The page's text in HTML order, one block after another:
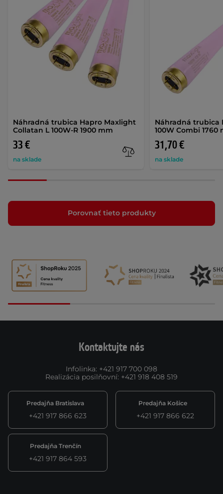
Náhradná trubica Hapro Maxlight
Collatan L 100W-R 1900 mm
33 €
na sklade
Náhradná trubica
100W Combi 1760
31,70 €
na sklade
Porovnať tieto produkty
Kontaktujte nás
Infolinka: +421 917 700 098
Realizácia posilňovní: +421 918 408 519
Predajňa Bratislava
+421 917 866 623
Predajňa Košice
+421 917 866 622
Predajňa Trenčín
+421 917 864 593